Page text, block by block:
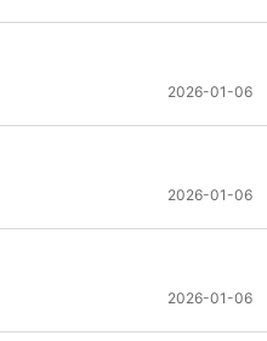
2026-01-06
2026-01-06
2026-01-06